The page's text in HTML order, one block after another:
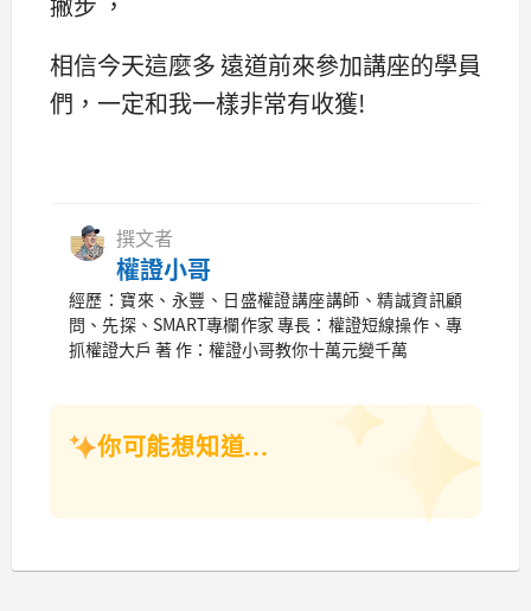
相信今天這麼多 遠道前來參加講座的學員
們，一定和我一樣非常有收獲!
撰文者
權證小哥
經歷：寶來、永豐、日盛權證講座講師、精誠資訊顧
問、先探、SMART專欄作家 專長：權證短線操作、專
抓權證大戶 著 作：權證小哥教你十萬元變千萬
你可能想知道...